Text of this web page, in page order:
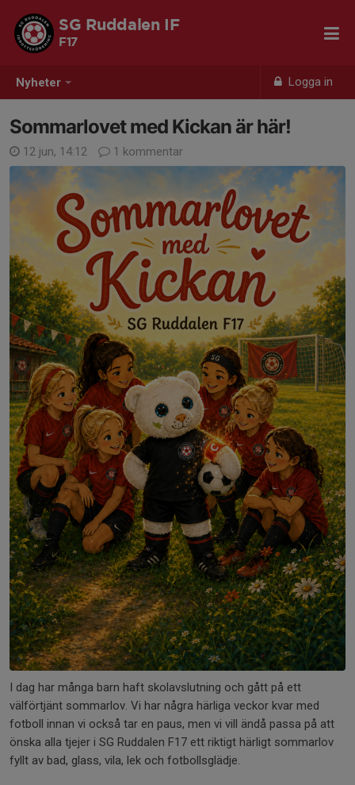
Nyheter Logga in
SG Ruddalen IF
F17
Sommarlovet med Kickan är här!
12 jun, 14:12 1 kommentar
I dag har många barn haft skolavslutning och gått på ett
välförtjänt sommarlov. Vi har några härliga veckor kvar med
fotboll innan vi också tar en paus, men vi vill ändå passa på att
önska alla tjejer i SG Ruddalen F17 ett riktigt härligt sommarlov
fyllt av bad, glass, vila, lek och fotbollsglädje.